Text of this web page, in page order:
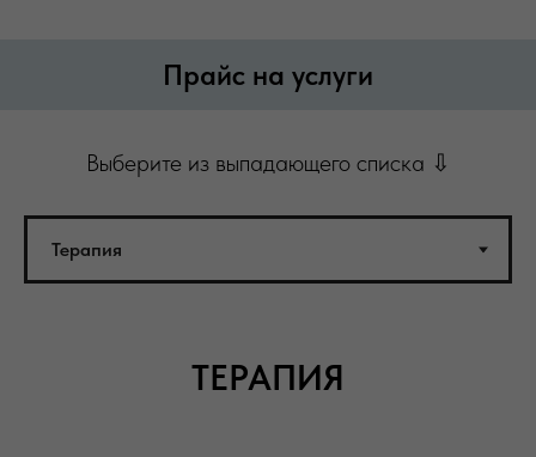
Прайс на услуги
Выберите из выпадающего списка ⇩
ТЕРАПИЯ